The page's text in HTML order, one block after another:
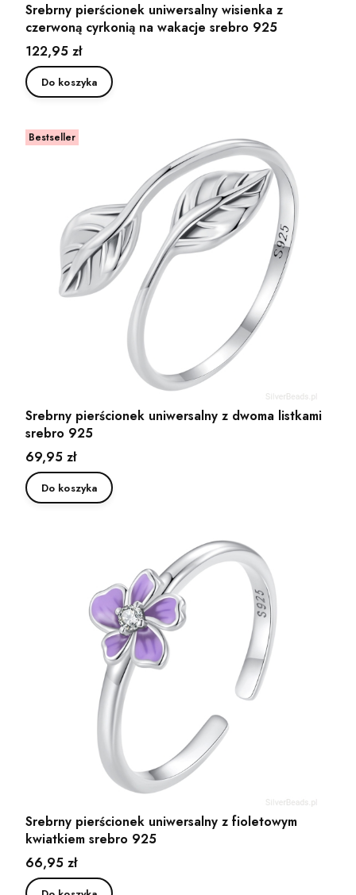
Srebrny pierścionek uniwersalny wisienka z
czerwoną cyrkonią na wakacje srebro 925
Cena
122,95 zł
Do koszyka
Bestseller
Srebrny pierścionek uniwersalny z dwoma listkami
srebro 925
Cena
69,95 zł
Do koszyka
Srebrny pierścionek uniwersalny z fioletowym
kwiatkiem srebro 925
Cena
66,95 zł